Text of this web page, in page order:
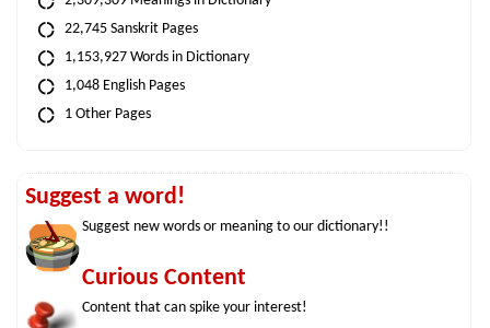
22,745 Sanskrit Pages
1,153,927 Words in Dictionary
1,048 English Pages
1 Other Pages
Suggest a word!
Suggest new words or meaning to our dictionary!!
Curious Content
Content that can spike your interest!